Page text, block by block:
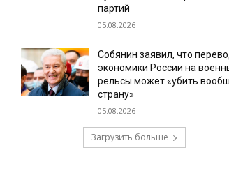
партий
05.08.2026
Собянин заявил, что
экономики России на
рельсы может «убить
страну»
05.08.2026
Загрузить больше